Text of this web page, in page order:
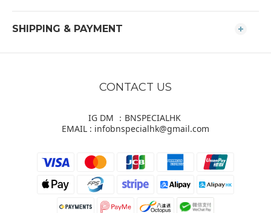
SHIPPING & PAYMENT
CONTACT US
IG DM ：BNSPECIALHK
EMAIL : infobnspecialhk@gmail.com